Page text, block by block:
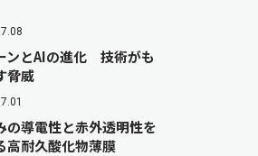
ンとAIの進化 技術がも
脅威
の導電性と赤外透明性を
高耐久酸化物薄膜